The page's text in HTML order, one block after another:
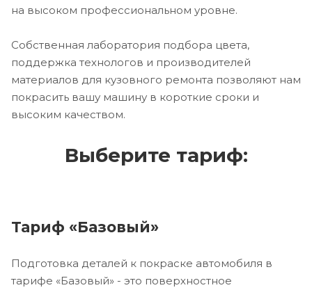
на высоком профессиональном уровне.
Собственная лаборатория подбора цвета,
поддержка технологов и производителей
материалов для кузовного ремонта позволяют нам
покрасить вашу машину в короткие сроки и
высоким качеством.
Выберите тариф:
Тариф «Базовый»
Подготовка деталей к покраске автомобиля в
тарифе «Базовый» - это поверхностное